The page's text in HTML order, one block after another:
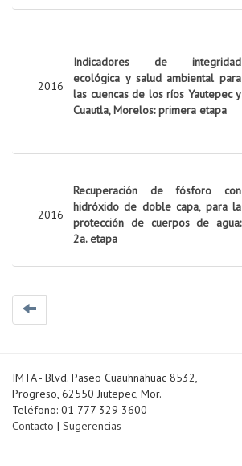
2016
Indicadores de integridad
ecológica y salud ambiental para
las cuencas de los ríos Yautepec y
Cuautla, Morelos: primera etapa
2016
Recuperación de fósforo con
hidróxido de doble capa, para la
protección de cuerpos de agua:
2a. etapa
IMTA - Blvd. Paseo Cuauhnáhuac 8532,
Progreso, 62550 Jiutepec, Mor.
Teléfono: 01 777 329 3600
Contacto | Sugerencias